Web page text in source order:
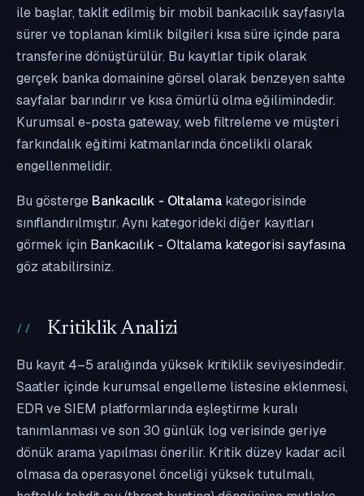
ile başlar, taklit edilmiş bir mobil bankacılık sayfasıyla
sürer ve toplanan kimlik bilgileri kısa süre içinde para
transferine dönüştürülür. Bu kayıtlar tipik olarak
gerçek banka domainine görsel olarak benzeyen sahte
sayfalar barındırır ve kısa ömürlü olma eğilimindedir.
Kurumsal e-posta gateway, web filtreleme ve müşteri
farkındalık eğitimi katmanlarında öncelikli olarak
engellenmelidir.
Bu gösterge Bankacılık - Oltalama kategorisinde
sınıflandırılmıştır. Aynı kategorideki diğer kayıtları
görmek için Bankacılık - Oltalama kategorisi sayfasına
göz atabilirsiniz.
Kritiklik Analizi
Bu kayıt 4–5 aralığında yüksek kritiklik seviyesindedir.
Saatler içinde kurumsal engelleme listesine eklenmesi,
EDR ve SIEM platformlarında eşleştirme kuralı
tanımlanması ve son 30 günlük log verisinde geriye
dönük arama yapılması önerilir. Kritik düzey kadar acil
olmasa da operasyonel önceliği yüksek tutulmalı,